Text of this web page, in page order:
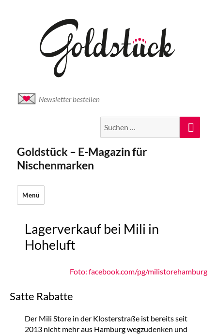
Newsletter bestellen
nach:
Goldstück – E-Magazin für
Nischenmarken
Menü
Lagerverkauf bei Mili in
Hoheluft
Foto: facebook.com/pg/milistorehamburg
Satte Rabatte
Der Mili Store in der Klosterstraße ist bereits seit
2013 nicht mehr aus Hamburg wegzudenken und